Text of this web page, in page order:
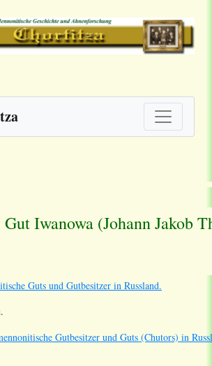
Gut Iwanowa (Johann Jakob
Guts und Gutbesitzer in Russland.
Gutbesitzer und Guts (Chutors) in